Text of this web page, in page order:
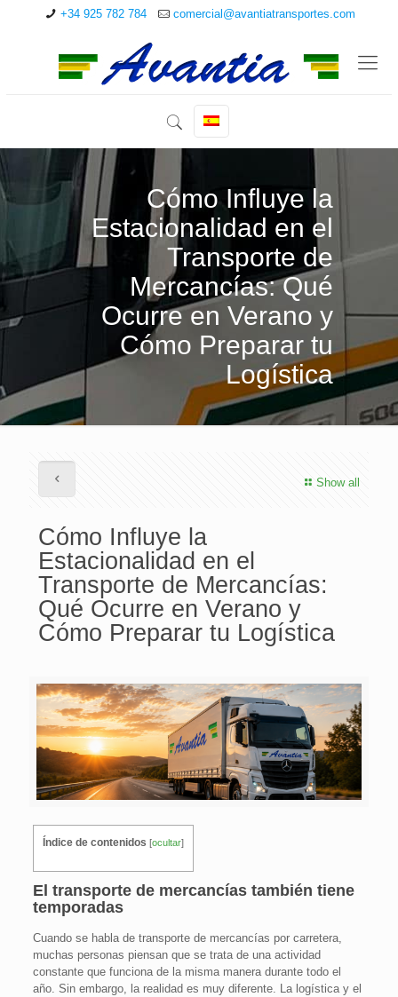
+34 925 782 784 comercial@avantiatransportes.com
Cómo Influye la
Estacionalidad en el
Transporte de
Mercancías: Qué
Ocurre en Verano y
Cómo Preparar tu
Logística
Show all
Cómo Influye la
Estacionalidad en el
Transporte de Mercancías:
Qué Ocurre en Verano y
Cómo Preparar tu Logística
Índice de contenidos [ocultar]
El transporte de mercancías también tiene
temporadas
Cuando se habla de transporte de mercancías por carretera,
muchas personas piensan que se trata de una actividad
constante que funciona de la misma manera durante todo el
año. Sin embargo, la realidad es muy diferente. La logística y el